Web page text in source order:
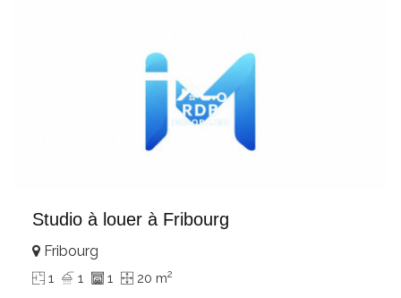
Studio à louer à Fribourg
Fribourg
1 1 1 20 m2